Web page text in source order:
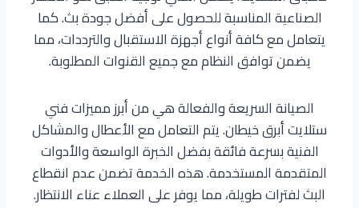
الصناعية المناسبة للحصول على أفضل جودة بث. كما
يتعامل مع كافة أنواع أجهزة الاستقبال والترددات، مما
يضمن توافق النظام مع جميع القنوات المطلوبة.
الصيانة السريعة والفعالة هي من أبرز مميزات فني
ستلايت أبرق خيطان. يتم التعامل مع الأعطال والمشاكل
الفنية بسرعة فائقة بفضل الخبرة الواسعة والأدوات
المتقدمة المستخدمة. هذه الخدمة تضمن عدم انقطاع
البث لفترات طويلة، مما يوفر على العملاء عناء الانتظار.